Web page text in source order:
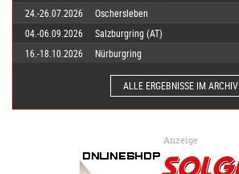
24.-26.07.2026
Oschersleben
04.-06.09.2026
Salzburgring (AT)
16.-18.10.2026
Nürburgring
ALLE ERGEBNISSE IM ARCHIV
Anzeige